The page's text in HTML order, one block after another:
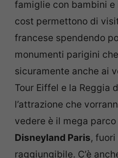
famiglie con bambini
cost permettono di
francese spendendo
monumenti parigini
sicuramente anche ai
Tour Eiffel e la Reggia
l’attrazione che
vedere è il mega
Disneyland Paris,
raggiungibile. C’è